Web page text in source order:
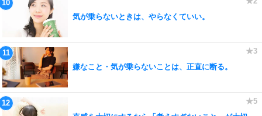
気が乗らないときは、やらなくていい。
嫌なこと・気が乗らないことは、正直に断る。